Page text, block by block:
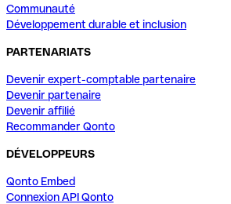
Communauté
Développement durable et inclusion
PARTENARIATS
Devenir expert-comptable partenaire
Devenir partenaire
Devenir affilié
Recommander Qonto
DÉVELOPPEURS
Qonto Embed
Connexion API Qonto